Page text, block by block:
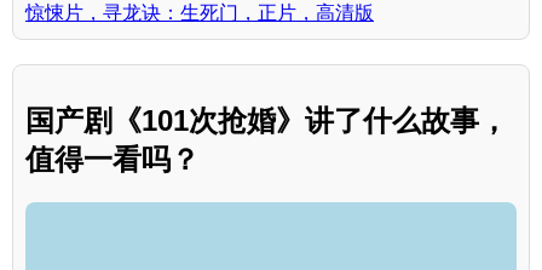
惊悚片，寻龙诀：生死门，正片，高清版
国产剧《101次抢婚》讲了什么故事，
值得一看吗？